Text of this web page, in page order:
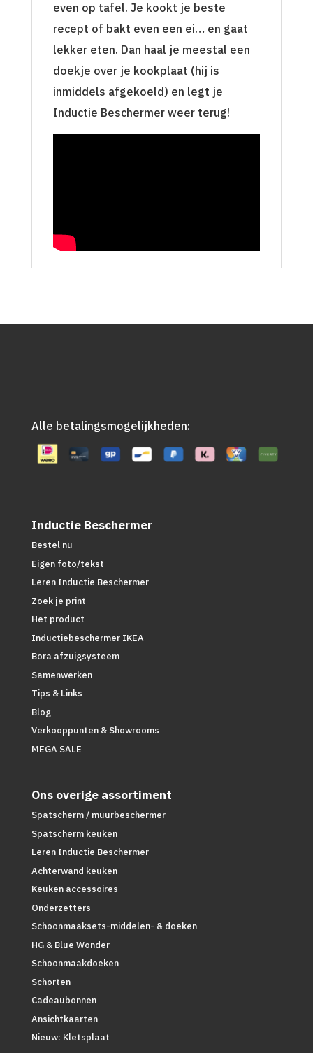
even op tafel. Je kookt je beste
recept of bakt even een ei… en gaat
lekker eten. Dan haal je meestal een
doekje over je kookplaat (hij is
inmiddels afgekoeld) en legt je
Inductie Beschermer weer terug!
Alle betalingsmogelijkheden:
Inductie Beschermer
Bestel nu
Eigen foto/tekst
Leren Inductie Beschermer
Zoek je print
Het product
Inductiebeschermer IKEA
Bora afzuigsysteem
Samenwerken
Tips & Links
Blog
Verkooppunten & Showrooms
MEGA SALE
Ons overige assortiment
Spatscherm / muurbeschermer
Spatscherm keuken
Leren Inductie Beschermer
Achterwand keuken
Keuken accessoires
Onderzetters
Schoonmaaksets-middelen- & doeken
HG & Blue Wonder
Schoonmaakdoeken
Schorten
Cadeaubonnen
Ansichtkaarten
Nieuw: Kletsplaat